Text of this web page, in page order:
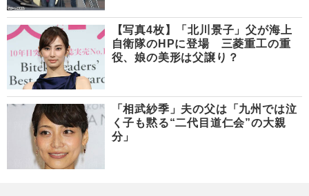
【写真4枚】「北川景子」父が海上
自衛隊のHPに登場 三菱重工の重
役、娘の美形は父譲り？
「相武紗季」夫の父は「九州では泣
く子も黙る“二代目道仁会”の大親
分」